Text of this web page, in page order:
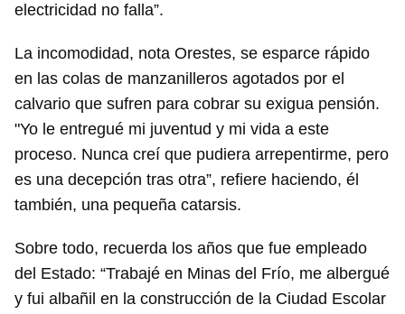
electricidad no falla”.
La incomodidad, nota Orestes, se esparce rápido
en las colas de manzanilleros agotados por el
calvario que sufren para cobrar su exigua pensión.
"Yo le entregué mi juventud y mi vida a este
proceso. Nunca creí que pudiera arrepentirme, pero
es una decepción tras otra”, refiere haciendo, él
también, una pequeña catarsis.
Sobre todo, recuerda los años que fue empleado
del Estado: “Trabajé en Minas del Frío, me albergué
y fui albañil en la construcción de la Ciudad Escolar